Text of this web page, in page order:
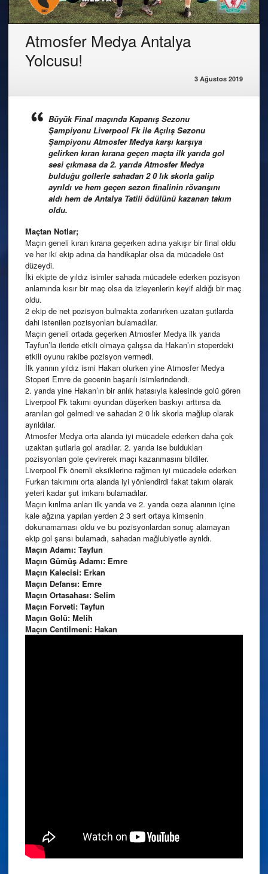
Atmosfer Medya Antalya
Yolcusu!
3 Ağustos 2019
Büyük Final maçında Kapanış Sezonu
Şampiyonu Liverpool Fk ile Açılış Sezonu
Şampiyonu Atmosfer Medya karşı karşıya
gelirken kıran kırana geçen maçta ilk yarıda gol
sesi çıkmasa da 2. yarıda Atmosfer Medya
bulduğu gollerle sahadan 2 0 lık skorla galip
ayrıldı ve hem geçen sezon finalinin rövanşını
aldı hem de Antalya Tatili ödülünü kazanan takım
oldu.
Maçtan Notlar;
Maçın geneli kıran kırana geçerken adına yakışır bir final oldu
ve her iki ekip adına da handikaplar olsa da mücadele üst
düzeydi.
İki ekipte de yıldız isimler sahada mücadele ederken pozisyon
anlamında kısır bir maç olsa da izleyenlerin keyif aldığı bir maç
oldu.
2 ekip de net pozisyon bulmakta zorlanırken uzatan şutlarda
dahi istenilen pozisyonları bulamadılar.
Maçın geneli ortada geçerken Atmosfer Medya ilk yarıda
Tayfun’la ileride etkili olmaya çalışsa da Hakan’ın stoperdeki
etkili oyunu rakibe pozisyon vermedi.
İlk yarının yıldız ismi Hakan olurken yine Atmosfer Medya
Stoperi Emre de gecenin başarılı isimlerindendi.
2. yarıda yine Hakan’ın bir anlık hatasıyla kalesinde golü gören
Liverpool Fk takımı oyundan düşerken baskıyı arttırsa da
aranılan gol gelmedi ve sahadan 2 0 lık skorla mağlup olarak
ayrıldılar.
Atmosfer Medya orta alanda iyi mücadele ederken daha çok
uzaktan şutlarla gol aradılar. 2. yarıda ise buldukları
pozisyonları gole çevirerek maçı kazanmasını bildiler.
Liverpool Fk önemli eksiklerine rağmen iyi mücadele ederken
Furkan takımını orta alanda iyi yönlendirdi fakat takım olarak
yeteri kadar şut imkanı bulamadılar.
Maçın kırılma anları ilk yarıda ve 2. yarıda ceza alanının içine
kale ağzına yapılan yerden 2 3 sert ortaya kimsenin
dokunamaması oldu ve bu pozisyonlardan sonuç alamayan
ekip gol şansı bulamadı, sahadan mağlubiyetle ayrıldı.
Maçın Adamı: Tayfun
Maçın Gümüş Adamı: Emre
Maçın Kalecisi: Erkan
Maçın Defansı: Emre
Maçın Ortasahası: Selim
Maçın Forveti: Tayfun
Maçın Golü: Melih
Maçın Centilmeni: Hakan